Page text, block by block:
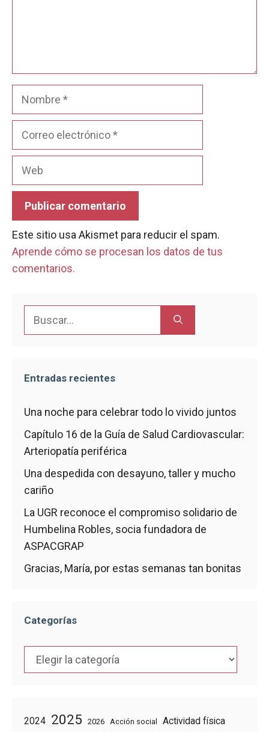
Nombre
Este sitio usa Akismet para reducir el spam.
Aprende cómo se procesan los datos de tus
comentarios.
Entradas recientes
Una noche para celebrar todo lo vivido juntos
Capítulo 16 de la Guía de Salud Cardiovascular:
Arteriopatía periférica
Una despedida con desayuno, taller y mucho
cariño
La UGR reconoce el compromiso solidario de
Humbelina Robles, socia fundadora de
ASPACGRAP
Gracias, María, por estas semanas tan bonitas
Categorías
Categorías
2024 2025 2026 Acción social Actividad física